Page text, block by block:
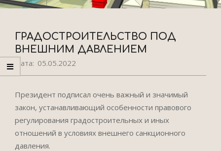
ГРАДОСТРОИТЕЛЬСТВО ПОД
ВНЕШНИМ ДАВЛЕНИЕМ
Дата: 05.05.2022
Президент подписал очень важный и значимый
закон, устанавливающий особенности правового
регулирования градостроительных и иных
отношений в условиях внешнего санкционного
давления.